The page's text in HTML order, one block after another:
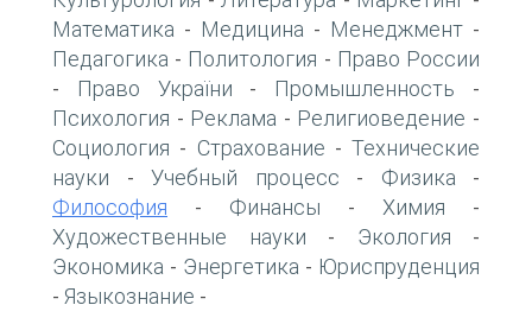
Математика - Медицина - Менеджмент -
Педагогика - Политология - Право России
- Право України - Промышленность -
Психология - Реклама - Религиоведение -
Социология - Страхование - Технические
науки - Учебный процесс - Физика -
Философия - Финансы - Химия -
Художественные науки - Экология -
Экономика - Энергетика - Юриспруденция
- Языкознание -